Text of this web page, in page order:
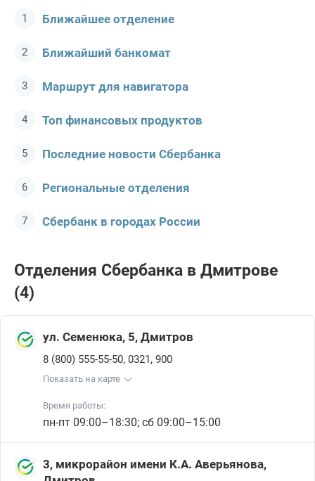
Ближайшее отделение
Ближайший банкомат
Маршрут для навигатора
Топ финансовых продуктов
Последние новости Сбербанкa
Региональные отделения
Сбербанк в городах России
Отделения Сбербанкa в Дмитрове
(4)
ул. Семенюка, 5, Дмитров
8 (800) 555-55-50, 0321, 900
Показать на карте
Время работы:
пн-пт 09:00–18:30; сб 09:00–15:00
3, микрорайон имени К.А. Аверьянова,